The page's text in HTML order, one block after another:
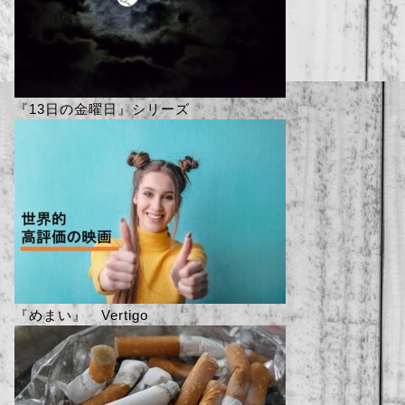
『13日の金曜日』シリーズ
『めまい』 Vertigo